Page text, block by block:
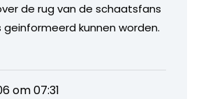
de rug van de schaatsfans
kunnen worden.
om 07:31